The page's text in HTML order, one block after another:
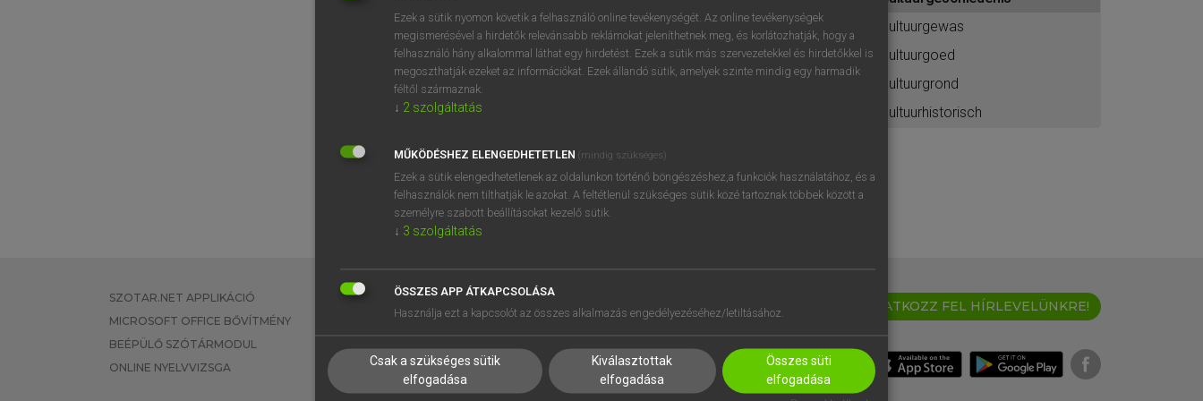
BELÉPÉS
próbaverziójának elindításához
regisztrálok ésbelépek.
REGISZTRÁCIÓ
cultuurgewas
cultuurgoed
cultuurgrond
cultuurhistorisch
SZOTAR.NET APPLIKÁCIÓ
MICROSOFT OFFICE BŐVÍTMÉNY
BEÉPÜLŐ SZÓTÁRMODUL
ONLINE NYELVVIZSGA
EGYÉNI FELHASZNÁLÓKNAK
TANULÓKNAK
VÁLLALATI MEGOLDÁSOK
SÚGÓ
RÓLUNK
SÜTI BEÁLLÍTÁSOK
IRATKOZZ FEL HÍRLEVELÜNKRE!
Ezek a sütik nyomon követik a felhasználó online tevékenységét. Az online tevékenységek
megismerésével a hirdetők relevánsabb reklámokat jeleníthetnek meg, és korlátozhatják, hogy a
felhasználó hány alkalommal láthat egy hirdetést. Ezek a sütik más szervezetekkel és hirdetőkkel is
megoszthatják ezeket az információkat. Ezek állandó sütik, amelyek szinte mindig egy harmadik
féltől származnak.
↓ 2 szolgáltatás
MŰKÖDÉSHEZ ELENGEDHETETLEN (mindig szükséges)
Ezek a sütik elengedhetetlenek az oldalunkon történő böngészéshez,a funkciók használatához, és a
felhasználók nem tilthatják le azokat. A feltétlenül szükséges sütik közé tartoznak többek között a
személyre szabott beállításokat kezelő sütik.
↓ 3 szolgáltatás
ÖSSZES APP ÁTKAPCSOLÁSA
Használja ezt a kapcsolót az összes alkalmazás engedélyezéséhez/letiltásához.
Csak a szükséges sütik
elfogadása
Kiválasztottak
elfogadása
Összes süti
elfogadása